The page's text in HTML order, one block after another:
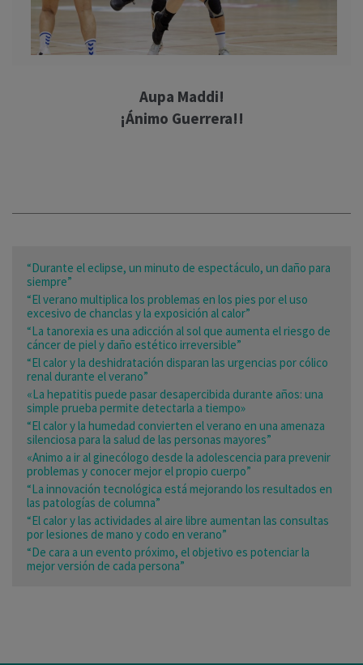
Aupa Maddi!
¡Ánimo Guerrera!!
“Durante el eclipse, un minuto de espectáculo, un daño para
siempre”
“El verano multiplica los problemas en los pies por el uso
excesivo de chanclas y la exposición al calor”
“La tanorexia es una adicción al sol que aumenta el riesgo de
cáncer de piel y daño estético irreversible”
“El calor y la deshidratación disparan las urgencias por cólico
renal durante el verano”
«La hepatitis puede pasar desapercibida durante años: una
simple prueba permite detectarla a tiempo»
“El calor y la humedad convierten el verano en una amenaza
silenciosa para la salud de las personas mayores”
«Animo a ir al ginecólogo desde la adolescencia para prevenir
problemas y conocer mejor el propio cuerpo”
“La innovación tecnológica está mejorando los resultados en
las patologías de columna”
“El calor y las actividades al aire libre aumentan las consultas
por lesiones de mano y codo en verano”
“De cara a un evento próximo, el objetivo es potenciar la
mejor versión de cada persona”